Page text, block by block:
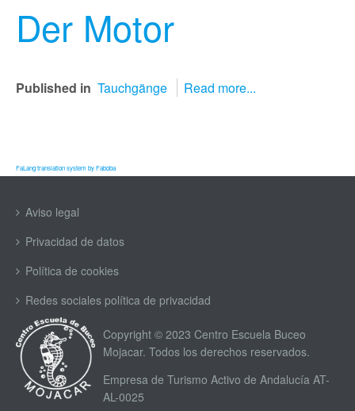
Der Motor
Published in Tauchgänge Read more...
FaLang translation system by Faboba
Aviso legal
Privacidad de datos
Política de cookies
Redes sociales política de privacidad
Copyright © 2023 Centro Escuela Buceo
Mojacar. Todos los derechos reservados.
Empresa de Turismo Activo de Andalucía AT-
AL-0025